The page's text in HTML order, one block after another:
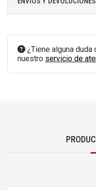
¿Tiene alguna duda
nuestro servicio de